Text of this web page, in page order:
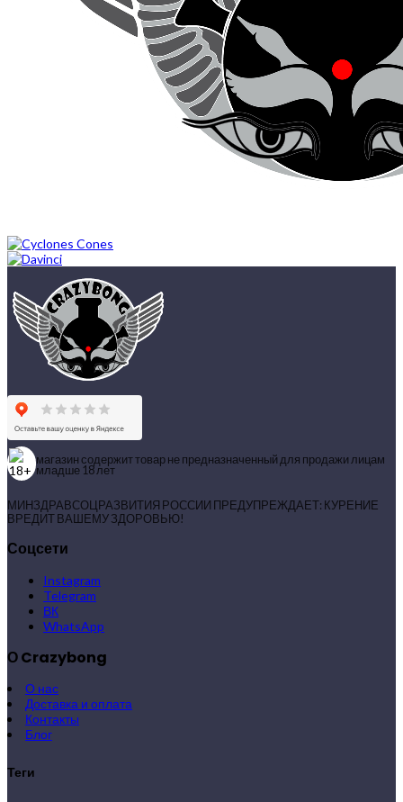
магазин содержит товар не предназначенный для продажи лицам
младше 18 лет
МИНЗДРАВСОЦРАЗВИТИЯ РОССИИ ПРЕДУПРЕЖДАЕТ: КУРЕНИЕ
ВРЕДИТ ВАШЕМУ ЗДОРОВЬЮ!
Соцсети
Instagram
Telegram
ВК
WhatsApp
О Crazybong
О нас
Доставка и оплата
Контакты
Блог
Теги